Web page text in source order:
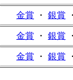
金賞 ・ 銀賞
金賞 ・ 銀賞
金賞 ・ 銀賞